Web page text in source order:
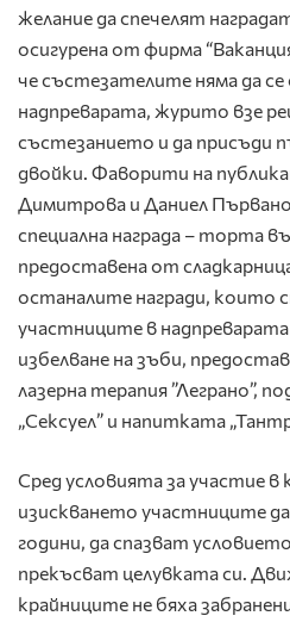
желание да спечелят
осигурена от фирма
че състезателите няма да
надпреварата, журито взе
състезанието и да присъди
двойки. Фаворити на
Димитрова и Даниел
специална награда – торта
предоставена от
останалите награди, които
участниците в
избелване на зъби,
лазерна терапия ”Леграно”,
„Сексуел” и напитката
Сред условията за участие в
изискването участниците
години, да спазват
прекъсват целувката си.
крайниците не бяха